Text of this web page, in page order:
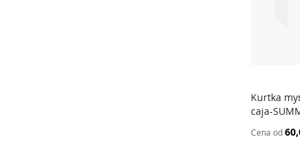
Dodaj
Kurtka
caja-
Cena od